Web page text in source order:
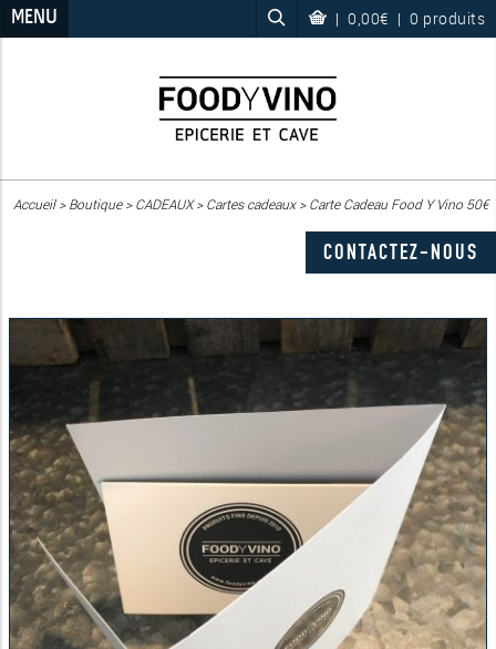
MENU | 0,00€ | 0 produits
Accueil>Boutique>CADEAUX>Cartes cadeaux>Carte Cadeau Food Y Vino 50€
CONTACTEZ-NOUS